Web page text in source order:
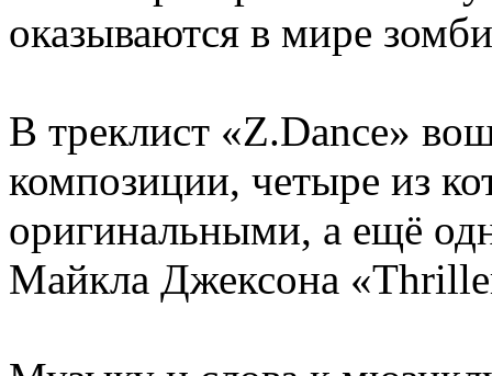
оказываются в мире
В треклист «Z.Dance»
композиции, четыре из
оригинальными, а ещё
Майкла Джексона